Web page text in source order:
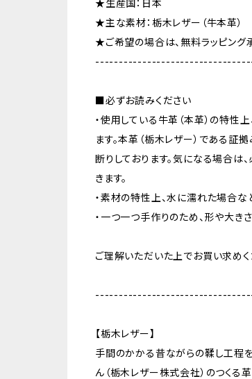
★生産国：日本
★主な素材：栃木レザー（牛本革）
★ご希望の場合は、無料ラッピング
■必ずお読みください
・使用している牛革（本革）の特性
ます。本革（栃木レザー）である証
断りしております。気になる場合は
きます。
・素材の特性上、水に濡れた場合な
・一つ一つ手作りのため、形や大き
ご理解いただいた上でお買い求めく
【栃木レザー】
手間のかかる昔ながらの鞣し工程
ん（栃木レザー株式会社）のつくる